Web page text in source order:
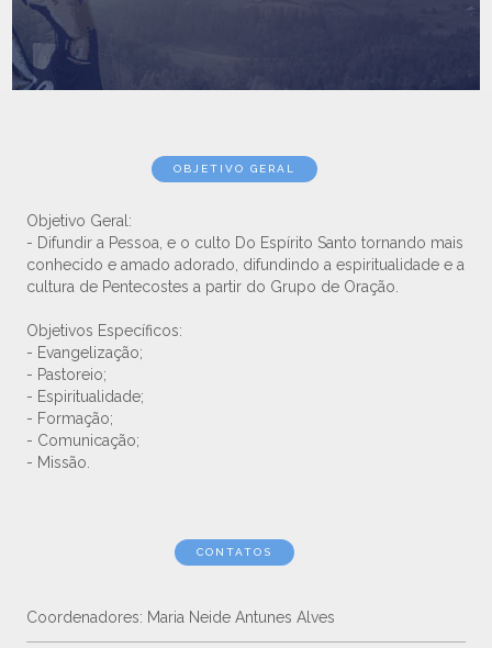
OBJETIVO GERAL
Objetivo Geral:
- Difundir a Pessoa, e o culto Do Espírito Santo tornando mais
conhecido e amado adorado, difundindo a espiritualidade e a
cultura de Pentecostes a partir do Grupo de Oração.
Objetivos Específicos:
- Evangelização;
- Pastoreio;
- Espiritualidade;
- Formação;
- Comunicação;
- Missão.
CONTATOS
Coordenadores: Maria Neide Antunes Alves